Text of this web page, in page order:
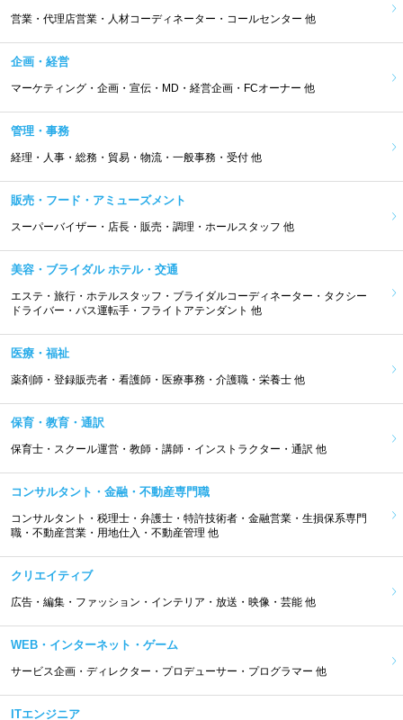
営業・代理店営業・人材コーディネーター・コールセンター 他
企画・経営
マーケティング・企画・宣伝・MD・経営企画・FCオーナー 他
管理・事務
経理・人事・総務・貿易・物流・一般事務・受付 他
販売・フード・アミューズメント
スーパーバイザー・店長・販売・調理・ホールスタッフ 他
美容・ブライダル ホテル・交通
エステ・旅行・ホテルスタッフ・ブライダルコーディネーター・タクシー
ドライバー・バス運転手・フライトアテンダント 他
医療・福祉
薬剤師・登録販売者・看護師・医療事務・介護職・栄養士 他
保育・教育・通訳
保育士・スクール運営・教師・講師・インストラクター・通訳 他
コンサルタント・金融・不動産専門職
コンサルタント・税理士・弁護士・特許技術者・金融営業・生損保系専門
職・不動産営業・用地仕入・不動産管理 他
クリエイティブ
広告・編集・ファッション・インテリア・放送・映像・芸能 他
WEB・インターネット・ゲーム
サービス企画・ディレクター・プロデューサー・プログラマー 他
ITエンジニア